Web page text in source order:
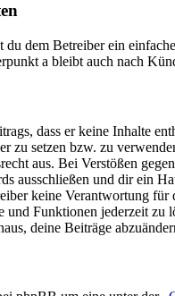
dem Betreiber ein
a bleibt auch nach
dass er keine Inhalte
zu setzen bzw. zu
aus. Bei Verstößen
ausschließen und dir ein
keine Verantwortung
Funktionen jederzeit zu
deine Beiträge